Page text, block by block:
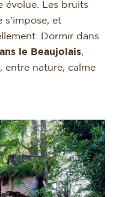
évolue. Les bruits
s’impose, et
Dormir dans
le Beaujolais,
entre nature, calme